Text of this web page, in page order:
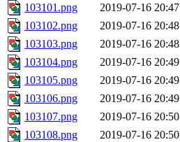
103101.png
2019-07-16 20:47
103102.png
2019-07-16 20:48
103103.png
2019-07-16 20:48
103104.png
2019-07-16 20:49
103105.png
2019-07-16 20:49
103106.png
2019-07-16 20:49
103107.png
2019-07-16 20:50
103108.png
2019-07-16 20:50